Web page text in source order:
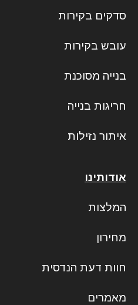
סדקים בקירות
עובש בקירות
בנייה מסוכנת
חריגות בנייה
איתור נזילות
אודותינו
המלצות
מחירון
חוות דעת הנדסית
מאמרים